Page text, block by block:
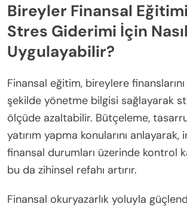
Bireyler Finansal Eğitimi
Stres Giderimi İçin Nasıl
Uygulayabilir?
Finansal eğitim, bireylere
şekilde yönetme bilgisi sağlayarak
ölçüde azaltabilir. Bütçeleme,
yatırım yapma konularını anlayarak,
finansal durumları üzerinde kontrol
bu da zihinsel refahı artırır.
Finansal okuryazarlık yoluyla